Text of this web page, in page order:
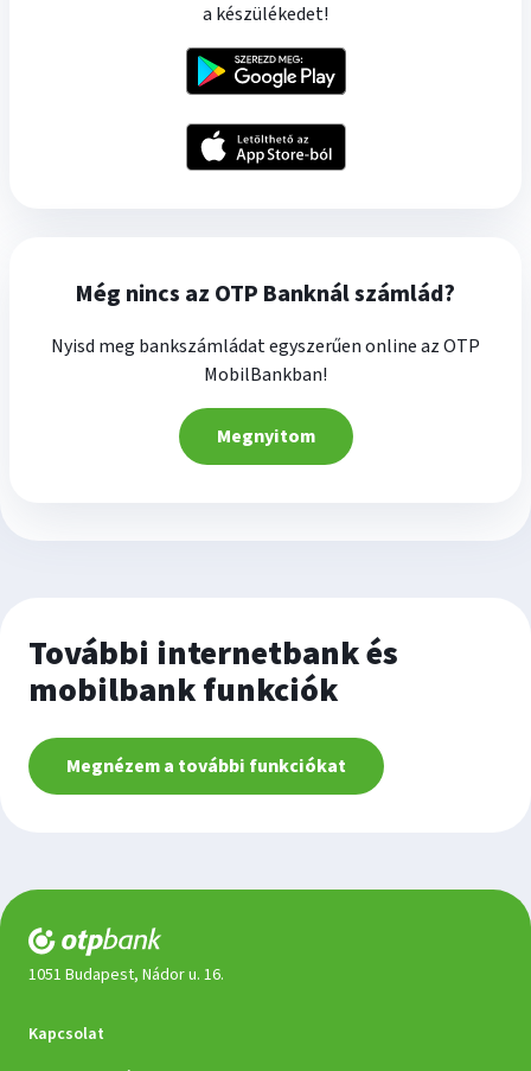
a készülékedet!
Még nincs az OTP Banknál számlád?
Nyisd meg bankszámládat egyszerűen online az OTP
MobilBankban!
Megnyitom
További internetbank és
mobilbank funkciók
Megnézem a további funkciókat
1051 Budapest, Nádor u. 16.
Dokumentumok
Kapcsolat